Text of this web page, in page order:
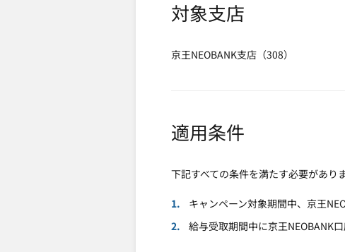
対象支店
京王NEOBANK支店（308）
適用条件
下記すべての条件を満たす必要がありま
キャンペーン対象期間中、京王
給与受取期間中に京王NEOBANK